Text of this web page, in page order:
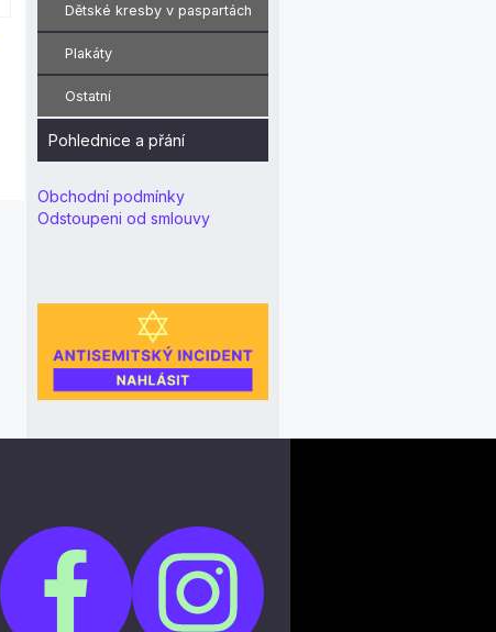
Dětské kresby v paspartách
Plakáty
Ostatní
Pohlednice a přání
Obchodní podmínky
Odstoupeni od smlouvy